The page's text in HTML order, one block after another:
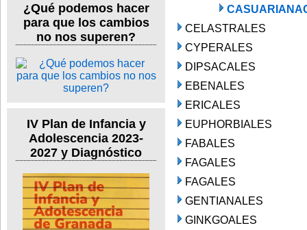
¿Qué podemos hacer
para que los cambios
no nos superen?
IV Plan de Infancia y
Adolescencia 2023-
2027 y Diagnóstico
CELASTRALES
CYPERALES
DIPSACALES
EBENALES
ERICALES
EUPHORBIALES
FABALES
FAGALES
FAGALES
GENTIANALES
GINKGOALES